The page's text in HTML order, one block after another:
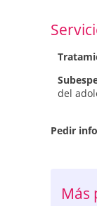
del
Pedir
Más